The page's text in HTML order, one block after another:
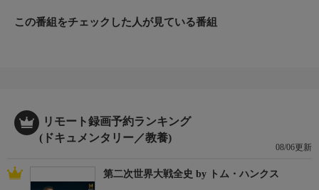
▼エピソード内容
だらけの鉄の塊からドイツが誇る名車へ蘇った車を目にして感動
するバリー。彼は娘を乗せサーキットを走るのだった。
この番組をチェックした人が見ている番組
リモート録画予約ランキング
(ドキュメンタリー／教養)
08/06更新
第二次世界大戦全史 by トム・ハンクス